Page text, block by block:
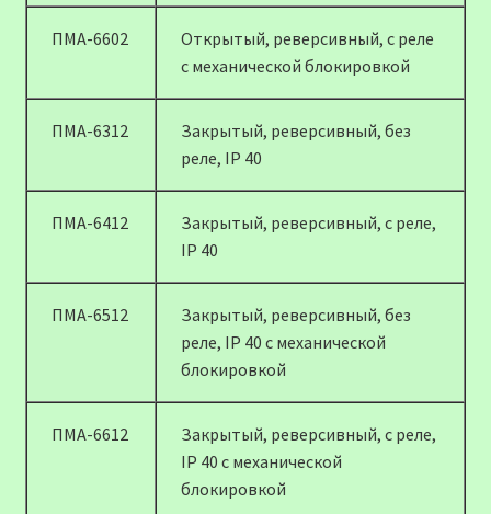
ПМА-6602
Открытый, реверсивный, с реле
с механической блокировкой
ПМА-6312
Закрытый, реверсивный, без
реле, IP 40
ПМА-6412
Закрытый, реверсивный, с реле,
IP 40
ПМА-6512
Закрытый, реверсивный, без
реле, IP 40 с механической
блокировкой
ПМА-6612
Закрытый, реверсивный, с реле,
IP 40 с механической
блокировкой